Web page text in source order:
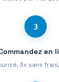
3
en
3x sans